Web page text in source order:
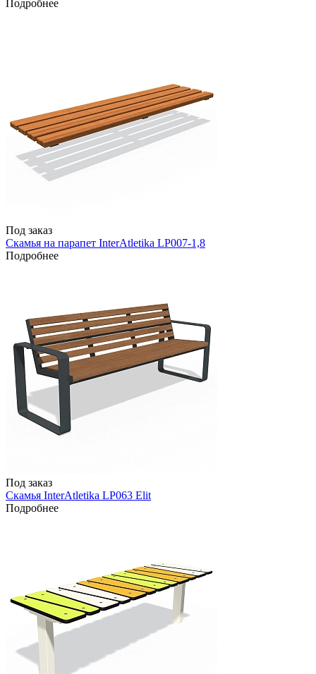
Подробнее
Под заказ
Скамья на парапет InterAtletika LP007-1,8
Подробнее
Под заказ
Скамья InterAtletika LP063 Elit
Подробнее